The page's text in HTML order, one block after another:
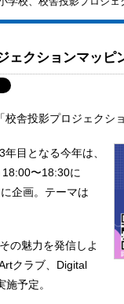
ェクションマッピ
舎投影プロジェクシ
目となる今年は、
〜18:30に
企画。テーマは
の魅力を発信しよ
クラブ、Digital
予定。